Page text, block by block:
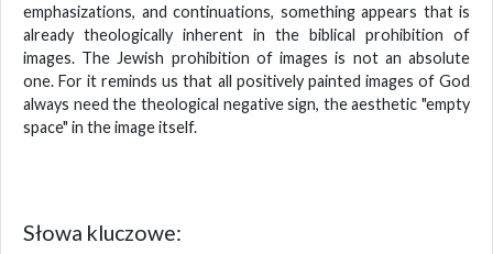
emphasizations, and continuations, something appears that is
already theologically inherent in the biblical prohibition of
images. The Jewish prohibition of images is not an absolute
one. For it reminds us that all positively painted images of God
always need the theological negative sign, the aesthetic "empty
space" in the image itself.
Słowa kluczowe: